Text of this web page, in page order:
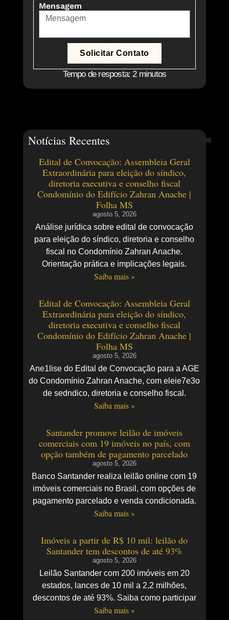
Mensagem
Solicitar Contato
Tempo de resposta: 2 minutos
Notícias Recentes
Edital de Convocação: Assembleia Geral
Extraordinária para eleição do síndico,
diretoria executiva e conselho fiscal
Condomínio do Edifício Zahran Anache |
Folha MS
agosto 5, 2026
Análise jurídica sobre edital de convocação
para eleição do síndico, diretoria e conselho
fiscal no Condomínio Zahran Anache.
Orientação prática e implicações legais.
Saiba mais »
Edital de Convocação: Assembleia Geral
Extraordinária para eleição do síndico,
diretoria executiva e conselho fiscal
Condomínio do Edifício Zahran Anache |
Folha MS
agosto 5, 2026
Ane1lise do Edital de Convocação para a AGE
do Condomínio Zahran Anache, com eleie7e3o
de sedndico, diretoria e conselho fiscal.
Saiba mais »
Santander promove leilão de imóveis
comerciais com 19 imóveis no país, com
opção também de pagamento parcelado
agosto 5, 2026
Banco Santander realiza leilão online com 19
imóveis comerciais no Brasil, com opções de
pagamento parcelado e venda condicionada.
Saiba mais »
Imóveis a partir de R$ 10 mil: leilão do
Santander tem descontos de até 93%
agosto 5, 2026
Leilão Santander com 200 imóveis em 20
estados, lances de 10 mil a 2,2 milhões,
descontos de até 93%. Saiba como participar
Saiba mais »